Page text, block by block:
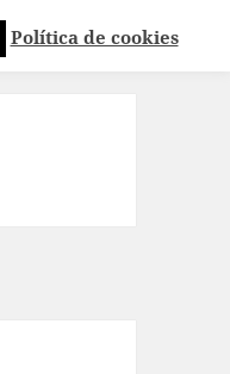
Política de cookies